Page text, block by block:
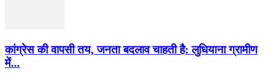
कांग्रेस की वापसी तय, जनता बदलाव चाहती है: लुधियाना ग्रामीण
में...